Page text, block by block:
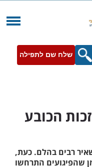
שלח שם לתפילה
הכובע